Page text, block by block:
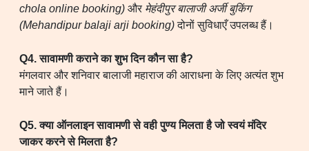
chola online booking) और मेहंदीपुर बालाजी अर्जी बुकिंग
(Mehandipur balaji arji booking)दोनों सुविधाएँ उपलब्ध हैं।
Q4. सावामणी कराने का शुभ दिन कौन सा है?
मंगलवार और शनिवार बालाजी महाराज की आराधना के लिए अत्यंत शुभ
माने जाते हैं।
Q5. क्या ऑनलाइन सावामणी से वही पुण्य मिलता है जो स्वयं मंदिर
जाकर करने से मिलता है?